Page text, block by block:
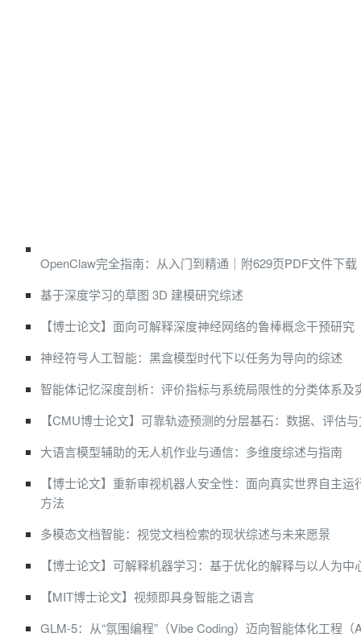
OpenClaw完全指南：从入门到精通｜附629页PDF文件下载
基于深度学习的草图 3D 建模研究综述
【博士论文】面向可解释深度神经网络的鲁棒概念干预研究
神经符号人工智能：黑盒模型时代下以任务为导向的综述
智能体记忆深度剖析：评价指标与系统局限性的分类体系及
【CMU博士论文】可靠轨迹预测的分层基石：数据、评估
大语言模型辅助的无人机作业与通信：多维度综述与指南
【博士论文】重新审视机器人安全性：面向真实世界自主
方法
多模态文档智能：视觉文档检索的现状综述与未来愿景
【博士论文】可解释机器学习：基于优化的解释与以人为中
【MIT博士论文】视频即具身智能之语言
GLM-5：从“氛围编程”（Vibe Coding）迈向智能体化工程（